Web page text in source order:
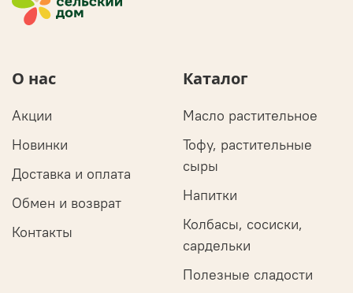
О нас
Акции
Новинки
Доставка и оплата
Обмен и возврат
Контакты
Каталог
Масло растительное
Тофу, растительные
сыры
Напитки
Колбасы, сосиски,
сардельки
Полезные сладости